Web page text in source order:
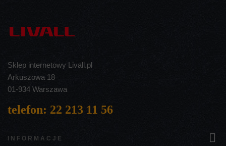
Sklep internetowy Livall.pl
Arkuszowa 18
01-934 Warszawa
telefon: 22 213 11 56
INFORMACJE 